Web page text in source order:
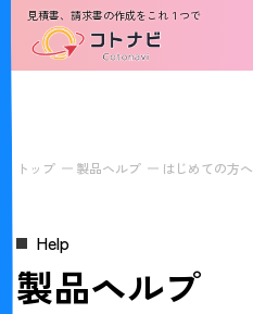
見積書、請求書の作成をこれ１つで
トップ 製品ヘルプ はじめての方へ
Help
製品ヘルプ